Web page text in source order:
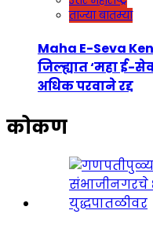
ताज्या बातम्या
Maha E-Seva
जिल्ह्यात ‘महा ई-
अधिक परवाने रद्द
कोकण